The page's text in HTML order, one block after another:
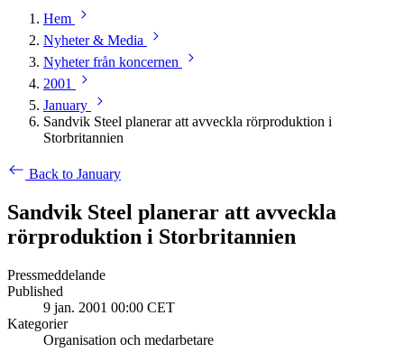
Hem
Nyheter & Media
Nyheter från koncernen
2001
January
Sandvik Steel planerar att avveckla rörproduktion i
Storbritannien
Back to January
Sandvik Steel planerar att avveckla
rörproduktion i Storbritannien
Pressmeddelande
Published
9 jan. 2001 00:00 CET
Kategorier
Organisation och medarbetare